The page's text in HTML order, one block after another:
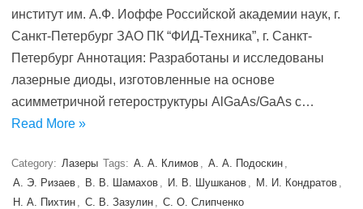
институт им. А.Ф. Иоффе Российской академии наук, г.
Санкт-Петербург ЗАО ПК “ФИД-Техника”, г. Санкт-
Петербург Аннотация: Разработаны и исследованы
лазерные диоды, изготовленные на основе
асимметричной гетероструктуры AlGaAs/GaAs с…
Read More »
Category: Лазеры Tags: А. А. Климов , А. А. Подоскин ,
А. Э. Ризаев , В. В. Шамахов , И. В. Шушканов , М. И. Кондратов ,
Н. А. Пихтин , С. В. Зазулин , С. О. Слипченко